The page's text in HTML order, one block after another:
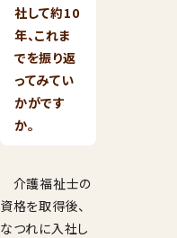
社して約10
年、これま
でを振り返
ってみてい
かがです
か。
介護福祉士の
資格を取得後、
なつれに入社し